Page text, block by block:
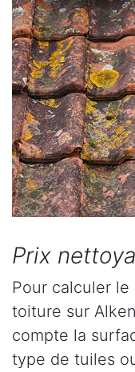
Prix
Pour calculer
toiture sur
compte la
type de tuiles